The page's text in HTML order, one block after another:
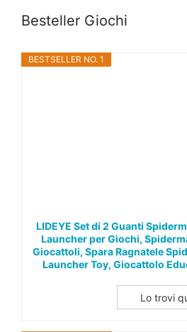
Besteller Giochi
BESTSELLER NO. 1
LIDEYE Set di 2 Guanti
Launcher per Giochi,
Giocattoli, Spara Ragnatele
Launcher Toy, Giocattolo
Lo trovi